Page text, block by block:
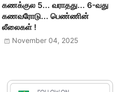
கணக்குல 5... வராதது... 6-வது
கணவரோடு... பெண்ணின்
லீலைகள் !
November 04, 2025